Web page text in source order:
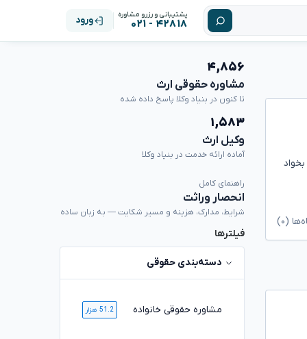
پشتیبانی و رزرو مشاوره
۴۲۸۱۸ - ۰۲۱ ورود
طرف بخواد
(۰)
۴,۸۵۶
مشاوره حقوقی ارث
تا کنون در بنیاد وکلا پاسخ داده شده
۱,۵۸۳
وکیل ارث
آماده ارائه خدمت در بنیاد وکلا
راهنمای کامل
انحصار وراثت
شرایط، مدارک، هزینه و مسیر شکایت — به زبان ساده
فیلترها
دسته‌بندی حقوقی
مشاوره حقوقی خانواده 51.2 هزار